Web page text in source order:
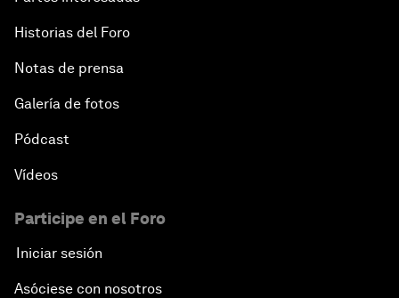
Historias del Foro
Notas de prensa
Galería de fotos
Pódcast
Vídeos
Participe en el Foro
Iniciar sesión
Asóciese con nosotros